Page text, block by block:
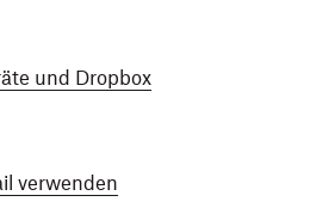
und Dropbox
verwenden